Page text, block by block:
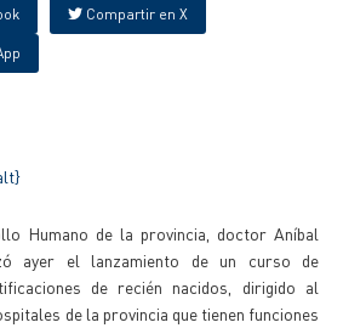
Compartir en X
Humano de la provincia, doctor Aníbal
ayer el lanzamiento de un curso de
de recién nacidos, dirigido al
de la provincia que tienen funciones